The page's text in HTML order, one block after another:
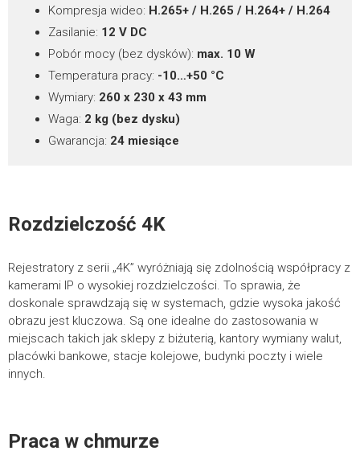
Kompresja wideo: H.265+ / H.265 / H.264+ / H.264
Zasilanie: 12 V DC
Pobór mocy (bez dysków): max. 10 W
Temperatura pracy: -10…+50 °C
Wymiary: 260 x 230 x 43 mm
Waga: 2 kg (bez dysku)
Gwarancja: 24 miesiące
Rozdzielczość 4K
Rejestratory z serii „4K” wyróżniają się zdolnością współpracy z
kamerami IP o wysokiej rozdzielczości. To sprawia, że
doskonale sprawdzają się w systemach, gdzie wysoka jakość
obrazu jest kluczowa. Są one idealne do zastosowania w
miejscach takich jak sklepy z biżuterią, kantory wymiany walut,
placówki bankowe, stacje kolejowe, budynki poczty i wiele
innych.
Praca w chmurze
Firmware
V2.1.3.260724_R7
więcej
WYŚLIJ FORMULARZ
pola wymagane